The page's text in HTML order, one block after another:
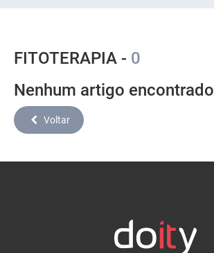
FITOTERAPIA - 0
Nenhum artigo encontrado
Voltar